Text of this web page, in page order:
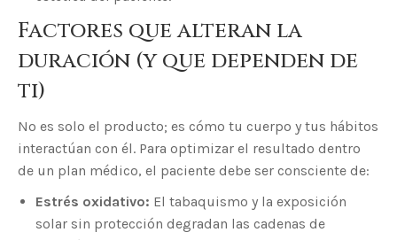
Factores que alteran la
duración (y que dependen de
ti)
No es solo el producto; es cómo tu cuerpo y tus hábitos
interactúan con él. Para optimizar el resultado dentro
de un plan médico, el paciente debe ser consciente de:
Estrés oxidativo: El tabaquismo y la exposición
solar sin protección degradan las cadenas de